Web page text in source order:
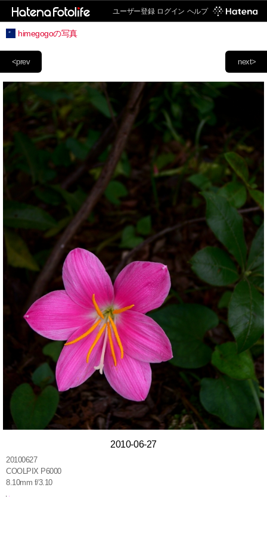
ユーザー登録 ログイン ヘルプ
himegogoの写真
next>
<prev
2010-06-27
20100627
COOLPIX P6000
8.10mm f/3.10